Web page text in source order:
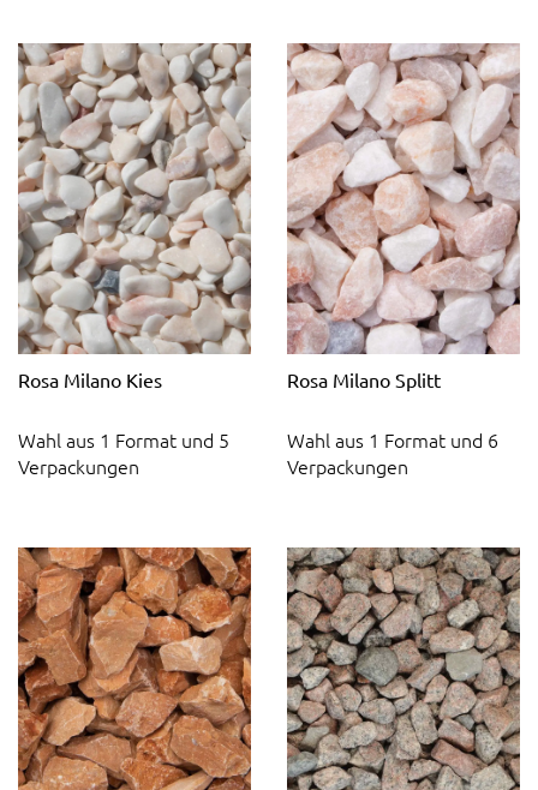
Rosa Milano Kies
Wahl aus 1 Format und 5
Verpackungen
Rosa Milano Splitt
Wahl aus 1 Format und 6
Verpackungen